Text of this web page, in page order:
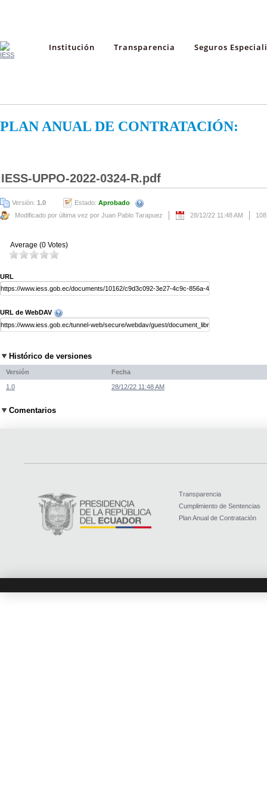
Institución Transparencia Seguros
PLAN ANUAL DE CONTRATACIÓN:
IESS-UPPO-2022-0324-R.pdf
Versión: 1.0 Estado: Aprobado
Modificado por última vez por Juan Pablo Tarapuez
28/12/22 11:48 AM
Average (0 Votes)
URL
URL de WebDAV
Histórico de versiones
Versión Fecha
1.0 28/12/22 11:48 AM
Comentarios
Transparencia
Cumplimiento de Sentencias
Plan Anual de Contratación